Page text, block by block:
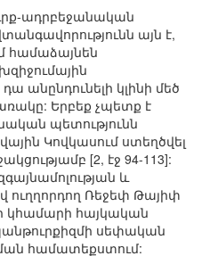
ադրբեջանական
այն է,
համաձայնեն
անընդունելի կլինի մեծ
Երբեք չպետք է
պետությունն
Կովկասում ստեղծվել
[2, էջ 94-113]:
և
Ռեջեփ Թայիփ
կհամարի հայկական
սեփական
համատեքստում: